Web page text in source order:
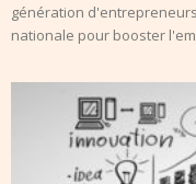
génération
nationale pour booster